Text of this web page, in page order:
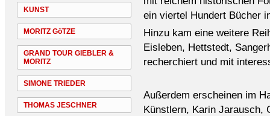
KUNST
MORITZ GöTZE
GRAND TOUR GIEBLER &
MORITZ
SIMONE TRIEDER
THOMAS JESCHNER
ein viertel Hundert Bücher
Hinzu kam eine weitere
Eisleben, Hettstedt,
recherchiert und mit
Außerdem erscheinen im
Künstlern, Karin Jarausch,